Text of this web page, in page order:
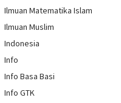
Ilmuan Matematika Islam
Ilmuan Muslim
Indonesia
Info
Info Basa Basi
Info GTK